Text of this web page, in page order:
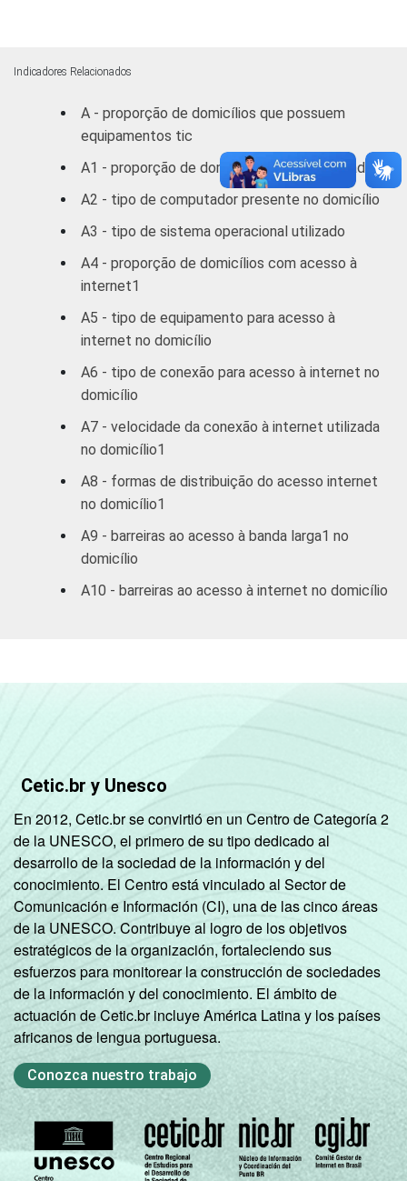
Indicadores Relacionados
A - proporção de domicílios que possuem
equipamentos tic
A1 - proporção de domicílios com computador
A2 - tipo de computador presente no domicílio
A3 - tipo de sistema operacional utilizado
A4 - proporção de domicílios com acesso à
internet1
A5 - tipo de equipamento para acesso à
internet no domicílio
A6 - tipo de conexão para acesso à internet no
domicílio
A7 - velocidade da conexão à internet utilizada
no domicílio1
A8 - formas de distribuição do acesso internet
no domicílio1
A9 - barreiras ao acesso à banda larga1 no
domicílio
A10 - barreiras ao acesso à internet no domicílio
Cetic.br y Unesco
En 2012, Cetic.br se convirtió en un Centro de Categoría 2
de la UNESCO, el primero de su tipo dedicado al
desarrollo de la sociedad de la información y del
conocimiento. El Centro está vinculado al Sector de
Comunicación e Información (CI), una de las cinco áreas
de la UNESCO. Contribuye al logro de los objetivos
estratégicos de la organización, fortaleciendo sus
esfuerzos para monitorear la construcción de sociedades
de la información y del conocimiento. El ámbito de
actuación de Cetic.br incluye América Latina y los países
africanos de lengua portuguesa.
Conozca nuestro trabajo